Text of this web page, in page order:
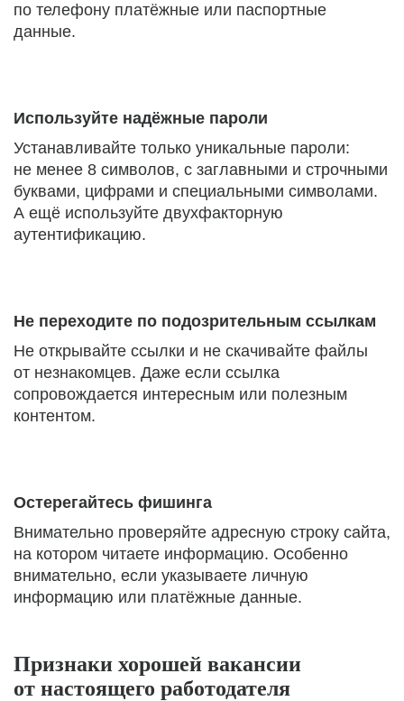
по телефону платёжные или паспортные
данные.
Используйте надёжные пароли
Устанавливайте только уникальные пароли:
не менее 8 символов, с заглавными и строчными
буквами, цифрами и специальными символами.
А ещё используйте двухфакторную
аутентификацию.
Не переходите по подозрительным ссылкам
Не открывайте ссылки и не скачивайте файлы
от незнакомцев. Даже если ссылка
сопровождается интересным или полезным
контентом.
Остерегайтесь фишинга
Внимательно проверяйте адресную строку сайта,
на котором читаете информацию. Особенно
внимательно, если указываете личную
информацию или платёжные данные.
Признаки хорошей вакансии
от настоящего работодателя